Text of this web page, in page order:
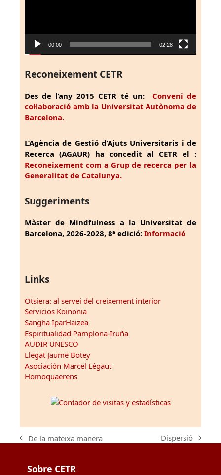
00:00 02:28
Reconeixement CETR
Des de l’any 2015 CETR té un: Conveni de
col·laboració amb la Universitat Autònoma de
Barcelona.
L’Agència de Gestió d’Ajuts Universitaris i de
Recerca (AGAUR) ha concedit al CETR el :
Reconeixement com a Grup de recerca per la
Generalitat de Catalunya.
Suggeriments
Màster de Mindfulness a la Universitat de
Barcelona, 2026-2028, 8ª edició: Informació
Links
Otsiera: al servei del creixement interior
Servicios Koinonia
Sangha IparHaizea
Espiritualidad Pamplona-Iruña
AUDIR UNESCO
Llegat Jaume Botey
Asociación Marcel Légaut
Homoquaerens
previous
De la mateixa manera
next
Dispersió
Sobre CETR